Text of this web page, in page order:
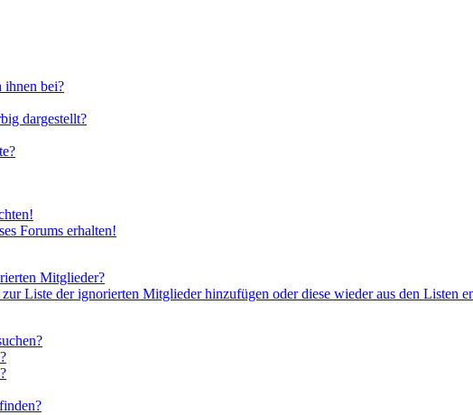
ihnen bei?
dargestellt?
Forums erhalten!
Mitglieder?
Liste der ignorierten Mitglieder hinzufügen oder diese wieder aus den Listen